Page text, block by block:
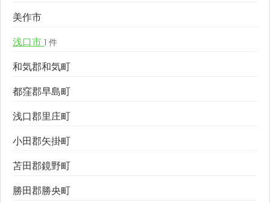
美作市
浅口市 1 件
和気郡和気町
都窪郡早島町
浅口郡里庄町
小田郡矢掛町
苫田郡鏡野町
勝田郡勝央町